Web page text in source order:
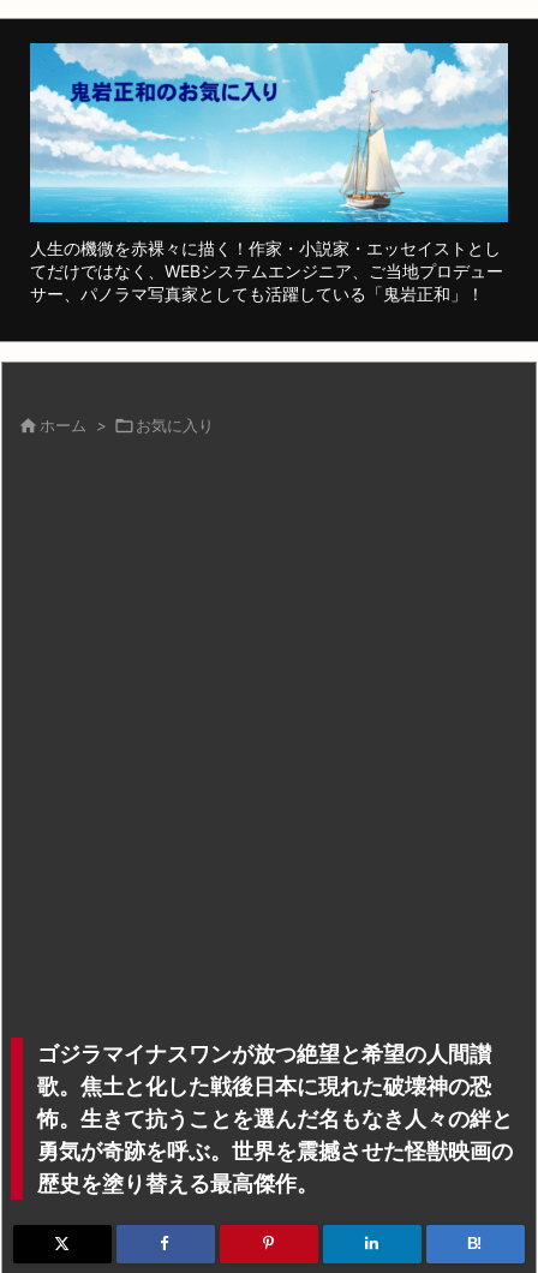
人生の機微を赤裸々に描く！作家・小説家・エッセイストとし
てだけではなく、WEBシステムエンジニア、ご当地プロデュー
サー、パノラマ写真家としても活躍している「鬼岩正和」！
 ホーム > お気に入り
ゴジラマイナスワンが放つ絶望と希望の人間讃
歌。焦土と化した戦後日本に現れた破壊神の恐
怖。生きて抗うことを選んだ名もなき人々の絆と
勇気が奇跡を呼ぶ。世界を震撼させた怪獣映画の
歴史を塗り替える最高傑作。
B!